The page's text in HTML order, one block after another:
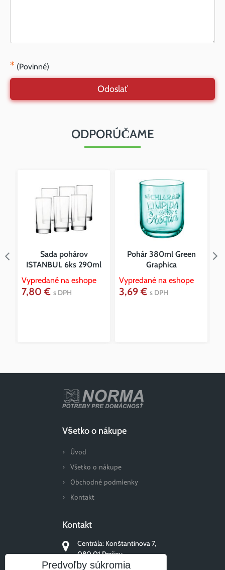
* (Povinné)
Odoslať
ODPORÚČAME
Sada pohárov
ISTANBUL 6ks 290ml
Vypredané na eshope
7,80 € s DPH
Pohár 380ml Green
Graphica
Vypredané na eshope
3,69 € s DPH
Všetko o nákupe
Úvod
Všetko o nákupe
Obchodné podmienky
Kontakt
Kontakt
Centrála: Konštantinova 7,
080 01 Prešov
Predvoľby súkromia